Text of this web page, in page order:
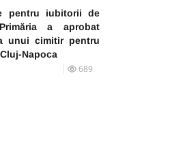
pentru iubitorii de
a aprobat
unui cimitir pentru
Napoca
689